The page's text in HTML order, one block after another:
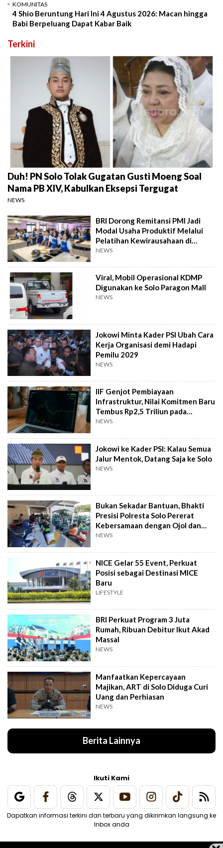
KOMUNITAS
4 Shio Beruntung Hari Ini 4 Agustus 2026: Macan hingga
Babi Berpeluang Dapat Kabar Baik
Terkini
Duh! PN Solo Tolak Gugatan Gusti Moeng Soal
Nama PB XIV, Kabulkan Eksepsi Tergugat
NEWS
BRI Dorong Remitansi PMI Jadi
Modal Usaha Produktif Melalui
Pelatihan Kewirausahaan di
Taiwan
NEWS
Viral, Mobil Operasional KDMP
Digunakan ke Solo Paragon Mall
NEWS
Jokowi Minta Kader PSI Ubah Cara
Kerja Organisasi demi Hadapi
Pemilu 2029
NEWS
IIF Genjot Pembiayaan
Infrastruktur, Nilai Komitmen Baru
Tembus Rp2,5 Triliun pada
Semester I 2026
NEWS
Jokowi ke Kader PSI: Kalau Semua
Jalur Mentok, Datang Saja ke Solo
NEWS
Bukan Sekadar Bantuan, Bhakti
Presisi Polresta Solo Pererat
Kebersamaan dengan Ojol dan
Supeltas
NEWS
NICE Gelar 55 Event, Perkuat
Posisi sebagai Destinasi MICE
Baru
LIFESTYLE
BRI Perkuat Program 3 Juta
Rumah, Ribuan Debitur Ikut Akad
Massal
NEWS
Manfaatkan Kepercayaan
Majikan, ART di Solo Diduga Curi
Uang dan Perhiasan
NEWS
Berita Lainnya
Ikuti Kami
Dapatkan informasi terkini dan terbaru yang dikirimkan langsung ke
Inbox anda